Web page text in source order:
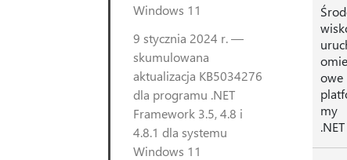
Windows 11
9 stycznia 2024 r. —
skumulowana
aktualizacja KB5034276
dla programu .NET
Framework 3.5, 4.8 i
4.8.1 dla systemu
Windows 11
owe
my
.NET